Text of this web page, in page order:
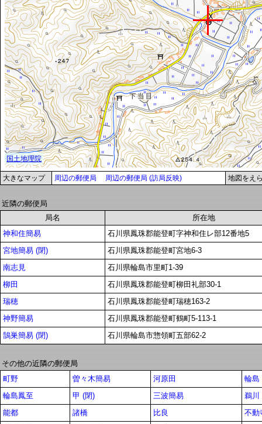
大きなマップ 周辺の郵便局 周辺の郵便局 (訪局反映) 地図をえ
近隣の郵便局
局名
所在地
神和住簡易
石川県鳳珠郡能登町字神和住レ部12番地5
宮地簡易 (閉)
石川県鳳珠郡能登町宮地6-3
南志見
石川県輪島市里町1-39
柳田
石川県鳳珠郡能登町柳田礼部30-1
瑞穂
石川県鳳珠郡能登町瑞穂163-2
神野簡易
石川県鳳珠郡能登町鶴町5-113-1
鵠巣簡易 (閉)
石川県輪島市惣領町五部62-2
その他の近隣の郵便局
町野
曽々木簡易 河原田
輪島
輪島鳳至
甲 (閉) 三波簡易
鵜川
能都
諸橋 比良
不動